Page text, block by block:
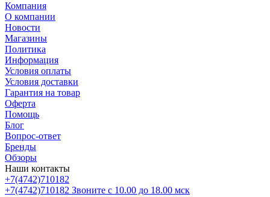
Компания
О компании
Новости
Магазины
Политика
Информация
Условия оплаты
Условия доставки
Гарантия на товар
Оферта
Помощь
Блог
Вопрос-ответ
Бренды
Обзоры
Наши контакты
+7(4742)710182
+7(4742)710182 Звоните с 10.00 до 18.00 мск